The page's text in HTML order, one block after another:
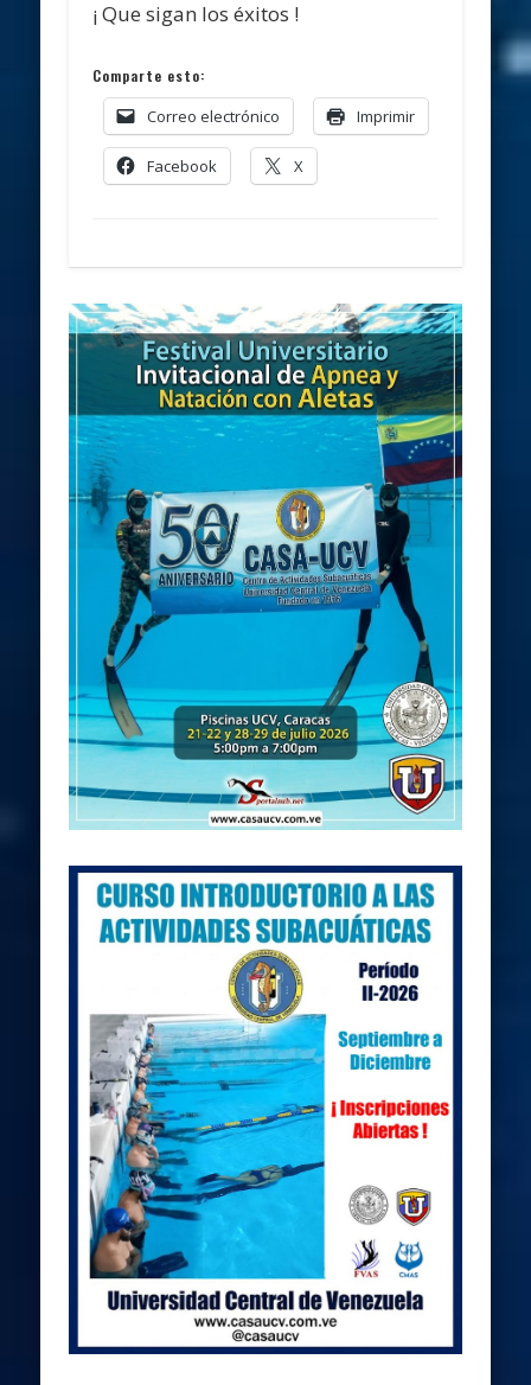
¡ Que sigan los éxitos !
Comparte esto:
Correo electrónico Imprimir
Facebook X